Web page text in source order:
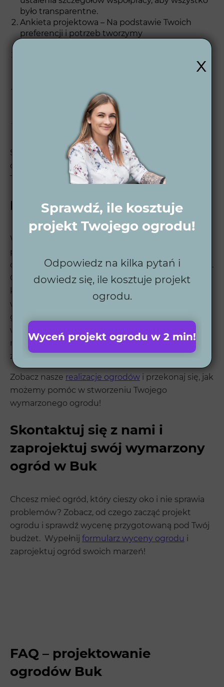
było transparentne.
Ankieta projektowa – Na podstawie Twoich
preferencji i potrzeb tworzymy
dwuwymiarowej, abyś mógł zobaczyć pierwszą
zarówno dzienne, jak i nocne, które pozwalają w
pełni wyobrazić sobie efekt końcowy.
Projekt wykonawczy 2D – Finalny projekt, który
posłuży jako plan do realizacji prac.
Sprawdź naszproces projektowy ogrodu
dowiedzieć się, jak krok po kroku realizujemy
Twoje marzenia o idealnym ogrodzie.
Projekt ogrodu w Buk
W Wytwórni Zieleni specjalizujemy się w
projektowaniu nowoczesnych i funkcjonalnych
ogrodów, które są zarówno piękne, jak i praktyczne.
Oferujemy kompleksowe wsparcie – od pierwszej
koncepcji, przez wizualizacje 3D, aż po pełne
wdrożenie i automatyzację. Nasza praca to
gwarancja satysfakcji i terminowości, a dzięki
współpracy z lokalnymi wykonawcami możesz
mieć pewność, że wszystko zostanie zrealizowane
zgodnie z najwyższymi standardami.
Zobacz nasze realizacje ogrodów i przekonaj się, jak
możemy pomóc w stworzeniu Twojego
wymarzonego ogrodu!
Skontaktuj się z nami i
zaprojektuj swój wymarzony
ogród w Buk
Chcesz mieć ogród, który cieszy oko i nie sprawia
problemów? Zobacz, od czego zacząć projekt
ogrodu i sprawdź wycenę przygotowaną pod Twój
budżet. Wypełnij formularz wyceny ogrodu i
zaprojektuj ogród swoich marzeń!
FAQ – projektowanie
ogrodów Buk
x
Sprawdź, ile kosztuje
projekt Twojego ogrodu!
Odpowiedz na kilka pytań i
dowiedz się, ile kosztuje projekt
ogrodu.
Wyceń projekt ogrodu w 2 min!